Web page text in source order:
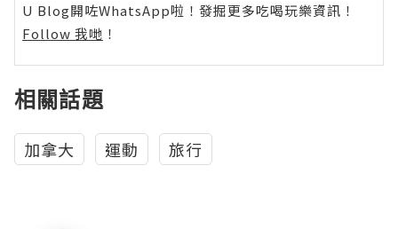
U Blog開咗WhatsApp啦！發掘更多吃喝玩樂資訊！
Follow 我哋 ！
相關話題
加拿大 運動 旅行